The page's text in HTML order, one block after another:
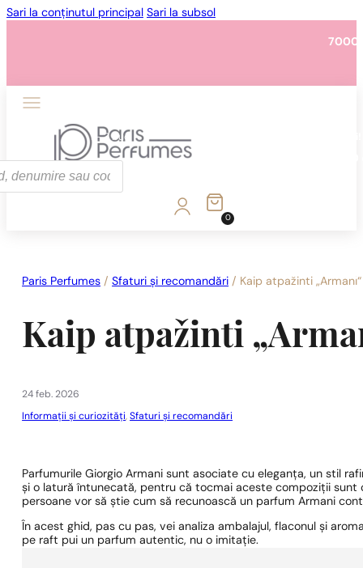
Sari la conținutul principal Sari la subsol
7000
1 - 3 buc.
0
Paris Perfumes /Sfaturi și recomandări / Kaip atpažinti
Kaip atpažinti
24 feb. 2026
Informații și curiozități,Sfaturi și recomandări
Parfumurile Giorgio Armani sunt asociate cu eleganța, un stil
și o latură întunecată, pentru că tocmai aceste compoziții
persoane vor să știe cum să recunoască un parfum Armani
În acest ghid, pas cu pas, vei analiza ambalajul, flaconul și
pe raft pui un parfum autentic, nu o imitație.